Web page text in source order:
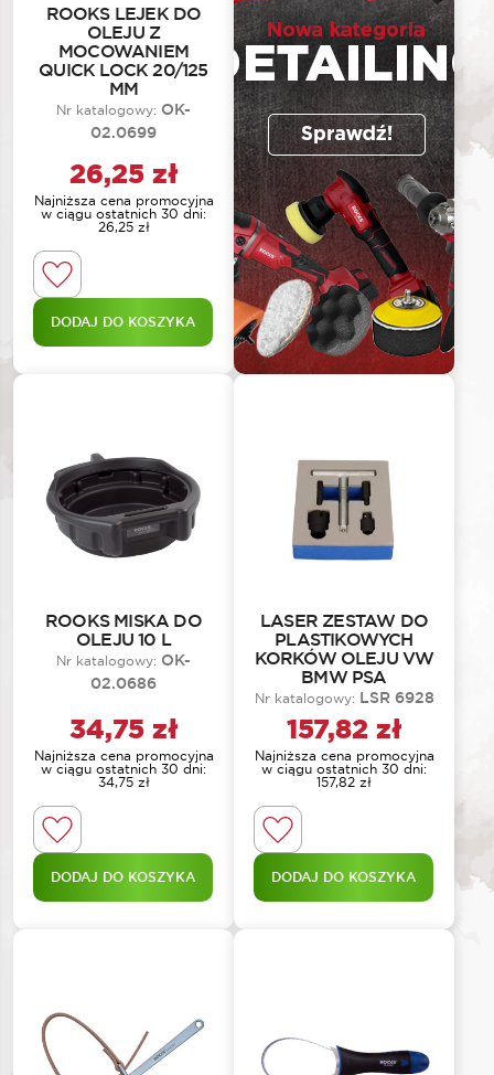
ROOKS LEJEK DO
OLEJU Z
MOCOWANIEM
QUICK LOCK 20/125
MM
Nr katalogowy: OK-
02.0699
26,25 zł
Najniższa cena promocyjna
w ciągu ostatnich 30 dni:
26,25 zł
DODAJ DO KOSZYKA
ROOKS MISKA DO
OLEJU 10 L
Nr katalogowy: OK-
02.0686
34,75 zł
Najniższa cena promocyjna
w ciągu ostatnich 30 dni:
34,75 zł
DODAJ DO KOSZYKA
LASER ZESTAW DO
PLASTIKOWYCH
KORKÓW OLEJU VW
BMW PSA
Nr katalogowy: LSR 6928
157,82 zł
Najniższa cena promocyjna
w ciągu ostatnich 30 dni:
157,82 zł
DODAJ DO KOSZYKA